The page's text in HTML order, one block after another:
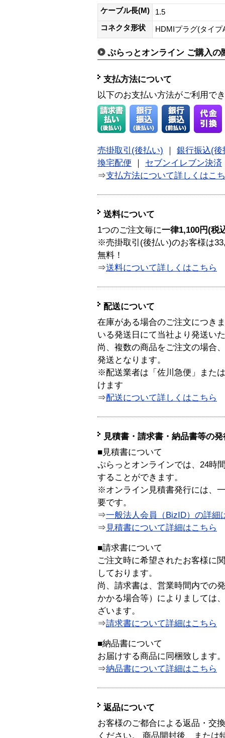
ケーブル長(M)
1.5
コネクタ形状
HDMIプラグ(タイ
ぷらっとオンライン ご購入の
支払方法について
以下のお支払い方法がご利用で
売掛取引(後払い) ｜ 銀行振込(後
換宅配便 ｜ セブンイレブン決済
⇒支払方法について詳しくはこ
送料について
1つのご注文毎に一律1,100円(税
※売掛取引(後払い)のお客様は
無料！
⇒送料について詳しくはこちら
配送について
在庫がある場合のご注文につき
いる発送日にて当社より発送い
尚、複数の商品をご注文の場合
発送となります。
※配送業者は「佐川急便」また
けます
⇒配送について詳しくはこちら
見積書・請求書・納品書等の
■見積書について
ぷらっとオンラインでは、24時
することができます。
※オンライン見積書発行には、
要です。
⇒一般法人会員（BizID）の詳細
⇒ 見積書について詳細はこちら
■請求書について
ご注文時に希望されたお客様に
しております。
尚、請求書は、営業時間内での
かかる場合等）によりましては
ざいます。
⇒請求書について詳細はこちら
■納品書について
お届けする商品に同梱致します。
⇒納品書について詳細はこちら
返品について
お客様のご都合による返品・交
ください。 商品開封後、または